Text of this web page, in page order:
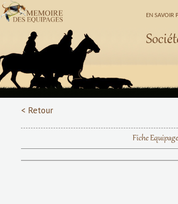
EN SAVOIR
< Retour
Fiche Equipage